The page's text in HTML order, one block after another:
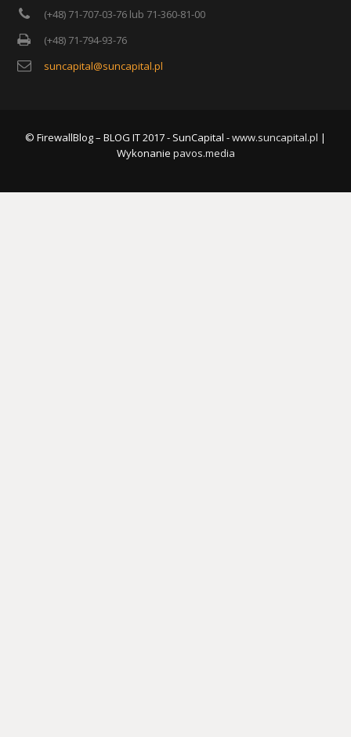
(+48) 71-707-03-76 lub 71-360-81-00
(+48) 71-794-93-76
suncapital@suncapital.pl
© FirewallBlog – BLOG IT 2017 - SunCapital -www.suncapital.pl |
Wykonanie pavos.media